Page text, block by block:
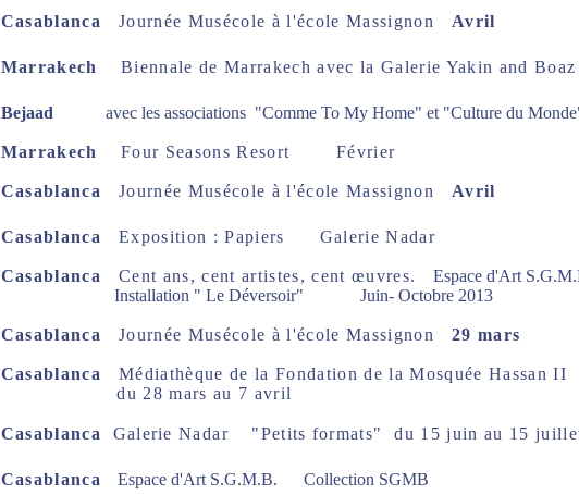
Casablanca Journée Musécole à l'école Massignon Avril
Marrakech Biennale de Marrakech avec la Galerie Yakin and
Bejaad avec les associations "Comme To My Home" et "Culture du
Marrakech Four Seasons Resort Février
Casablanca Journée Musécole à l'école Massignon Avril
Casablanca Exposition : Papiers Galerie Nadar
Casablanca Cent ans, cent artistes, cent œuvres.
Espace d'Art
Installation " Le Déversoir" Juin- Octobre 2013
Casablanca Journée Musécole à l'école Massignon 29 mars
Casablanca Médiathèque de la Fondation de la Mosquée Hassan II
du 28 mars au 7 avril
Casablanca Galerie Nadar "Petits formats"du 15 juin au 15
Casablanca Espace d'Art S.G.M.B. Collection SGMB